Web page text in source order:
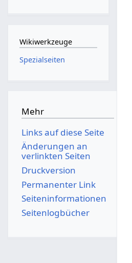
Wikiwerkzeuge
Spezialseiten
Mehr
Links auf diese Seite
Änderungen an
verlinkten Seiten
Druckversion
Permanenter Link
Seiten­­informationen
Seitenlogbücher